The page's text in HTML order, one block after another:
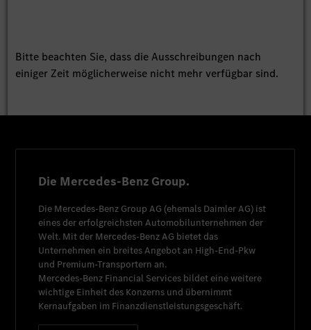
Bitte beachten Sie, dass die Ausschreibungen nach
einiger Zeit möglicherweise nicht mehr verfügbar sind.
Die Mercedes-Benz Group.
Die Mercedes-Benz Group AG (ehemals Daimler AG) ist
eines der erfolgreichsten Automobilunternehmen der
Welt. Mit der Mercedes-Benz AG bietet das
Unternehmen ein breites Angebot an High-End-Pkw
und Premium-Transportern an.
Mercedes-Benz Financial Services bildet eine weitere
wichtige Einheit des Konzerns und übernimmt
Kernaufgaben im Finanzdienstleistungsgeschäft.